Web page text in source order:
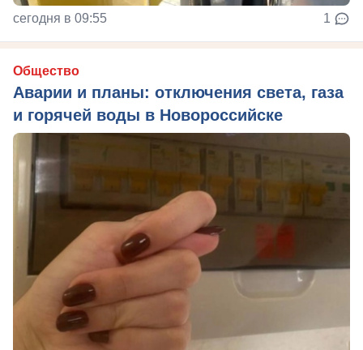
сегодня в 09:55 1
Общество
Аварии и планы: отключения света, газа
и горячей воды в Новороссийске